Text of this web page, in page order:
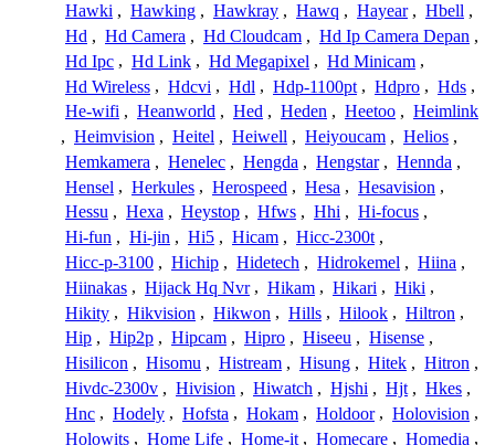
Hawki , Hawking , Hawkray , Hawq , Hayear , Hbell ,
Hd , Hd Camera , Hd Cloudcam , Hd Ip Camera Depan ,
Hd Ipc , Hd Link , Hd Megapixel , Hd Minicam ,
Hd Wireless , Hdcvi , Hdl , Hdp-1100pt , Hdpro , Hds ,
He-wifi , Heanworld , Hed , Heden , Heetoo , Heimlink
, Heimvision , Heitel , Heiwell , Heiyoucam , Helios ,
Hemkamera , Henelec , Hengda , Hengstar , Hennda ,
Hensel , Herkules , Herospeed , Hesa , Hesavision ,
Hessu , Hexa , Heystop , Hfws , Hhi , Hi-focus ,
Hi-fun , Hi-jin , Hi5 , Hicam , Hicc-2300t ,
Hicc-p-3100 , Hichip , Hidetech , Hidrokemel , Hiina ,
Hiinakas , Hijack Hq Nvr , Hikam , Hikari , Hiki ,
Hikity , Hikvision , Hikwon , Hills , Hilook , Hiltron ,
Hip , Hip2p , Hipcam , Hipro , Hiseeu , Hisense ,
Hisilicon , Hisomu , Histream , Hisung , Hitek , Hitron ,
Hivdc-2300v , Hivision , Hiwatch , Hjshi , Hjt , Hkes ,
Hnc , Hodely , Hofsta , Hokam , Holdoor , Holovision ,
Holowits , Home Life , Home-it , Homecare , Homedia ,